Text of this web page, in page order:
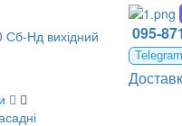
Нд вихідний 095-
Telegram